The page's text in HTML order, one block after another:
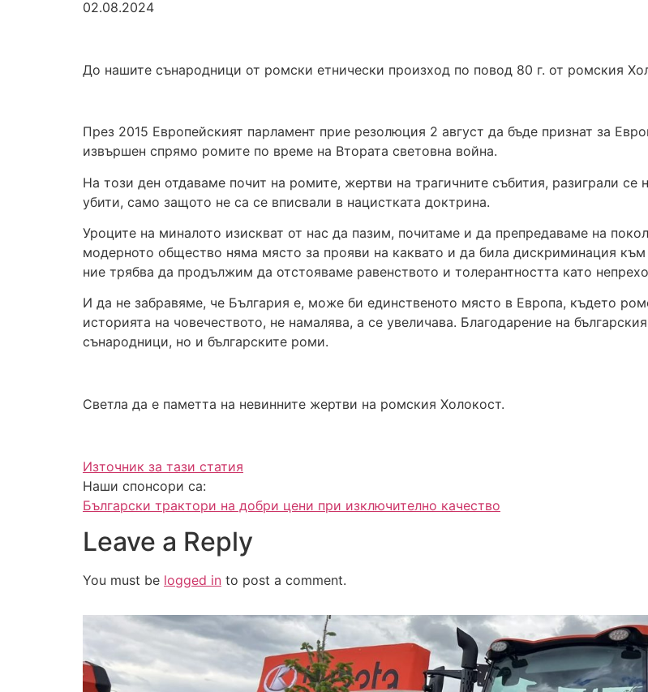
02.08.2024
До нашите сънародници от ромски етнически произход по повод 80 г. от ромския
През 2015 Европейският парламент прие резолюция 2 август да бъде признат за
извършен спрямо ромите по време на Втората световна война.
На този ден отдаваме почит на ромите, жертви на трагичните събития, разиграли се
убити, само защото не са се вписвали в нацистката доктрина.
Уроците на миналото изискват от нас да пазим, почитаме и да препредаваме на
модерното общество няма място за прояви на каквато и да била дискриминация
ние трябва да продължим да отстояваме равенството и толерантността като
И да не забравяме, че България е, може би единственото място в Европа, където
историята на човечеството, не намалява, а се увеличава. Благодарение на
сънародници, но и българските роми.
Светла да е паметта на невинните жертви на ромския Холокост.
Източник за тази статия
Наши спонсори са:
Български трактори на добри цени при изключително качество
Leave a Reply
You must be logged in to post a comment.